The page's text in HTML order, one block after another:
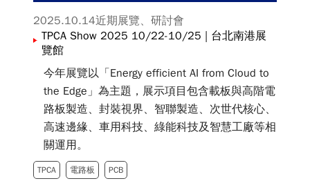
2025.10.14近期展覽、研討會
TPCA Show 2025 10/22-10/25 | 台北南港展
覽館
今年展覽以「Energy efficient AI from Cloud to
the Edge」為主題，展示項目包含載板與高階電
路板製造、封裝視界、智聯製造、次世代核心、
高速邊緣、車用科技、綠能科技及智慧工廠等相
關運用。
TPCA 電路板 PCB